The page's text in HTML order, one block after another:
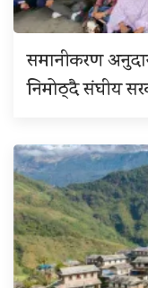
समानीकरण
निमोठ्दै संघीय